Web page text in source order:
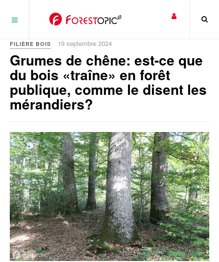
FILIÈRE BOIS 19 septembre 2024
Grumes de chêne: est-ce que
du bois «traîne» en forêt
publique, comme le disent les
mérandiers?